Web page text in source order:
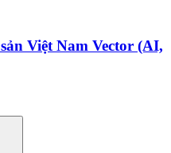
Việt Nam Vector (AI,